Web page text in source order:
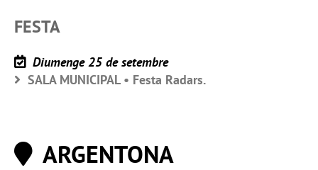
FESTA
Diumenge 25 de setembre
SALA MUNICIPAL • Festa Radars.
ARGENTONA